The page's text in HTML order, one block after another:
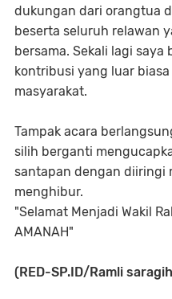
dukungan dari orangtua
beserta seluruh relawan
bersama. Sekali lagi saya
kontribusi yang luar
masyarakat.
Tampak acara
silih berganti
santapan dengan diiringi
menghibur.
"Selamat Menjadi Wakil
AMANAH"
(RED-SP.ID/Ramli